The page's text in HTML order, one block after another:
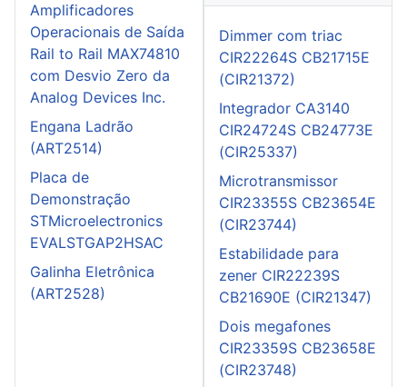
Amplificadores
Operacionais de Saída
Rail to Rail MAX74810
com Desvio Zero da
Analog Devices Inc.
Engana Ladrão
(ART2514)
Placa de
Demonstração
STMicroelectronics
EVALSTGAP2HSAC
Galinha Eletrônica
(ART2528)
Dimmer com triac
CIR22264S CB21715E
(CIR21372)
Integrador CA3140
CIR24724S CB24773E
(CIR25337)
Microtransmissor
CIR23355S CB23654E
(CIR23744)
Estabilidade para
zener CIR22239S
CB21690E (CIR21347)
Dois megafones
CIR23359S CB23658E
(CIR23748)